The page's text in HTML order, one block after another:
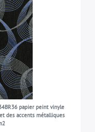
papier peint vinyle
des accents métalliques